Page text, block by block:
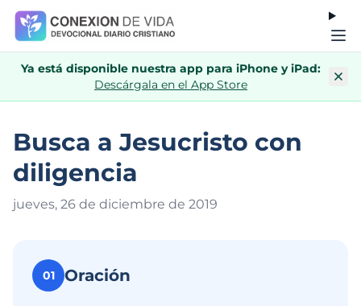
Ya está disponible nuestra app para iPhone y iPad:
Descárgala en el App Store
Busca a Jesucristo con
diligencia
jueves, 26 de diciembre de 2019
01 Oración